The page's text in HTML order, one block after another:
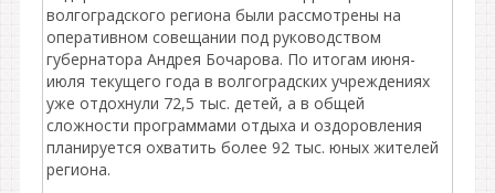
волгоградского региона были рассмотрены на
оперативном совещании под руководством
губернатора Андрея Бочарова. По итогам июня-
июля текущего года в волгоградских учреждениях
уже отдохнули 72,5 тыс. детей, а в общей
сложности программами отдыха и оздоровления
планируется охватить более 92 тыс. юных жителей
региона.